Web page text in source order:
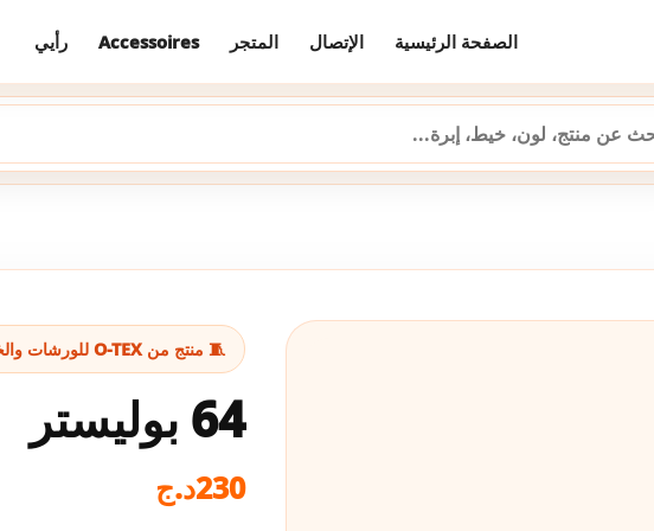
الصفحة الرئيسية الإتصال المتجر Accessoires رأيي
🧵 منتج من O-TEX للورشات والخياطة
64 بوليستر
230د.ج